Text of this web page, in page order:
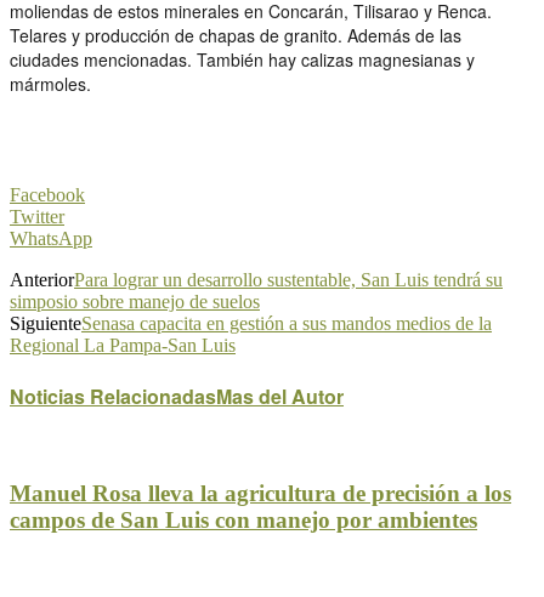
moliendas de estos minerales en Concarán, Tilisarao y Renca.
Telares y producción de chapas de granito. Además de las
ciudades mencionadas. También hay calizas magnesianas y
mármoles.
Facebook
Twitter
WhatsApp
AnteriorPara lograr un desarrollo sustentable, San Luis tendrá su
simposio sobre manejo de suelos
SiguienteSenasa capacita en gestión a sus mandos medios de la
Regional La Pampa-San Luis
Noticias RelacionadasMas del Autor
Manuel Rosa lleva la agricultura de precisión a los
campos de San Luis con manejo por ambientes